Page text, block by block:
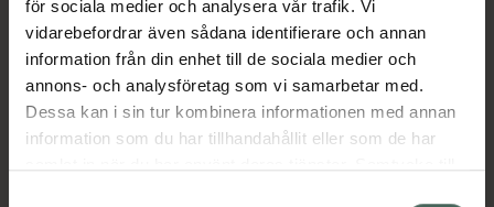
för sociala medier och analysera vår trafik. Vi
vidarebefordrar även sådana identifierare och annan
information från din enhet till de sociala medier och
annons- och analysföretag som vi samarbetar med.
Dessa kan i sin tur kombinera informationen med annan
information som du har tillhandahållit eller som de har
10 ml per tvätt.
Jämförpris 0,23 kr/ml
EAN:07350078660204
Kategorier:
Hem och hushållRengöringsmedel